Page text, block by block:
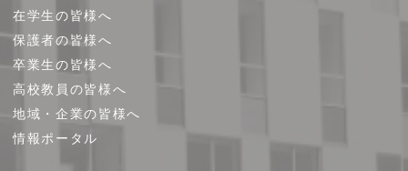
在学生の皆様へ
保護者の皆様へ
卒業生の皆様へ
高校教員の皆様へ
地域・企業の皆様へ
情報ポータル